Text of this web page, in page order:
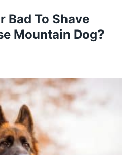
Bad To Shave
Mountain Dog?